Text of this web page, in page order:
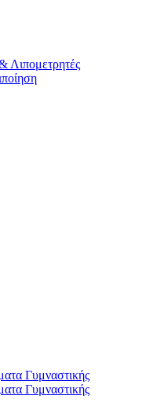
Λιπομετρητές
Γυμναστικής
Γυμναστικής